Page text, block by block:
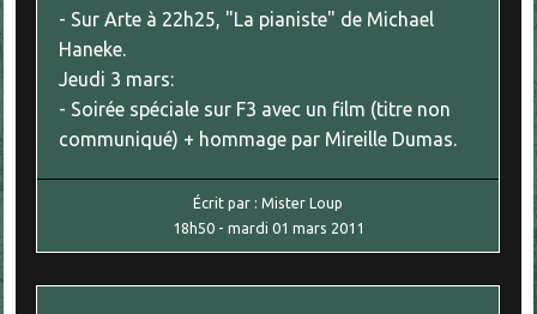
- Sur Arte à 22h25, "La pianiste" de Michael
Haneke.
Jeudi 3 mars:
- Soirée spéciale sur F3 avec un film (titre non
communiqué) + hommage par Mireille Dumas.
Écrit par :Mister Loup
18h50- mardi 01 mars 2011